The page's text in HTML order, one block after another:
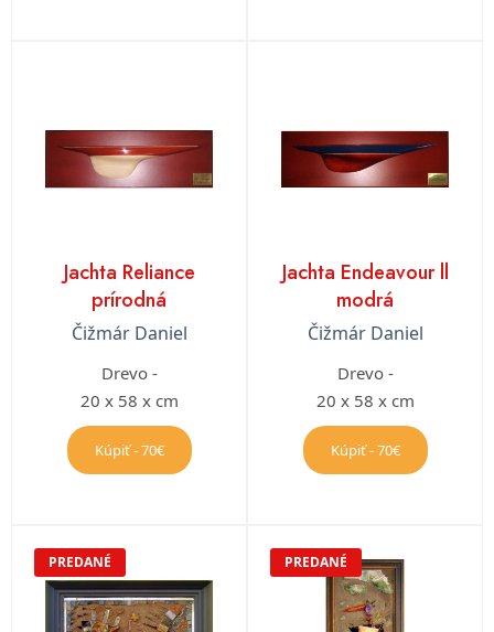
Jachta Reliance
prírodná
Čižmár Daniel
Drevo -
20 x 58 x cm
Kúpiť - 70€
Jachta Endeavour ll
modrá
Čižmár Daniel
Drevo -
20 x 58 x cm
Kúpiť - 70€
PREDANÉ PREDANÉ